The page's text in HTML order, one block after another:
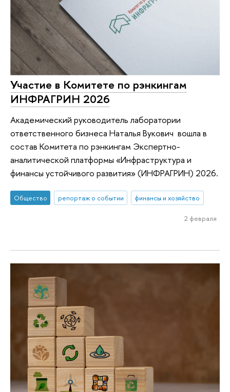
Участие в Комитете по рэнкингам
ИНФРАГРИН 2026
Академический руководитель лаборатории
ответственного бизнеса Наталья Вукович вошла в
состав Комитета по рэнкингам Экспертно-
аналитической платформы «Инфраструктура и
финансы устойчивого развития» (ИНФРАГРИН) 2026.
Общество репортаж о событии финансы и хозяйство
2 февраля